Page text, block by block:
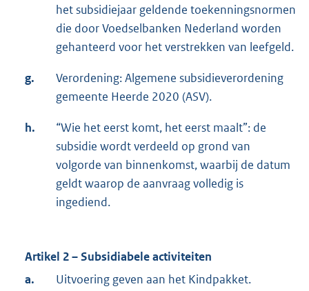
het subsidiejaar geldende toekenningsnormen
die door Voedselbanken Nederland worden
gehanteerd voor het verstrekken van leefgeld.
g.
Verordening: Algemene subsidieverordening
gemeente Heerde 2020 (ASV).
h.
“Wie het eerst komt, het eerst maalt”: de
subsidie wordt verdeeld op grond van
volgorde van binnenkomst, waarbij de datum
geldt waarop de aanvraag volledig is
ingediend.
Artikel 2 – Subsidiabele activiteiten
a.
Uitvoering geven aan het Kindpakket.